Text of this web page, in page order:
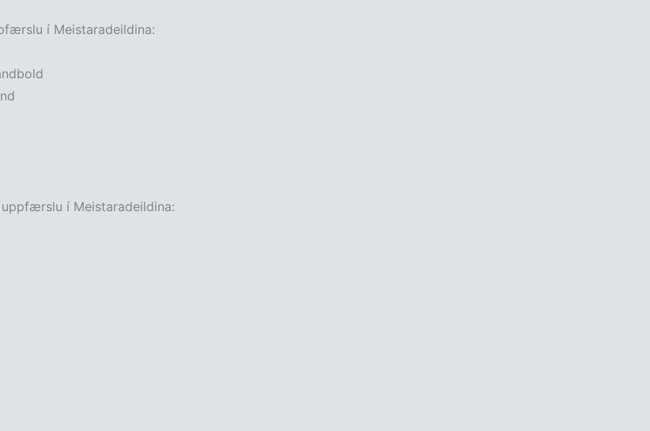
í Meistaradeildina:
í Meistaradeildina: